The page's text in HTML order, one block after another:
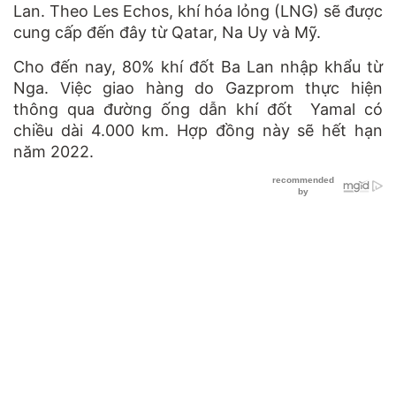
Lan. Theo Les Echos, khí hóa lỏng (LNG) sẽ được
cung cấp đến đây từ Qatar, Na Uy và Mỹ.
Cho đến nay, 80% khí đốt Ba Lan nhập khẩu từ
Nga. Việc giao hàng do Gazprom thực hiện
thông qua đường ống dẫn khí đốt Yamal có
chiều dài 4.000 km. Hợp đồng này sẽ hết hạn
năm 2022.